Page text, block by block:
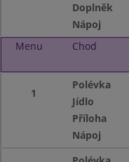
Doplněk
Nápoj
Menu
Chod
1
Polévka
Jídlo
Příloha
Nápoj